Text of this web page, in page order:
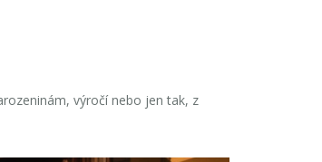
výročí nebo jen tak, z